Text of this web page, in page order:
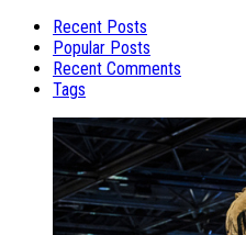
Recent Posts
Popular Posts
Recent Comments
Tags